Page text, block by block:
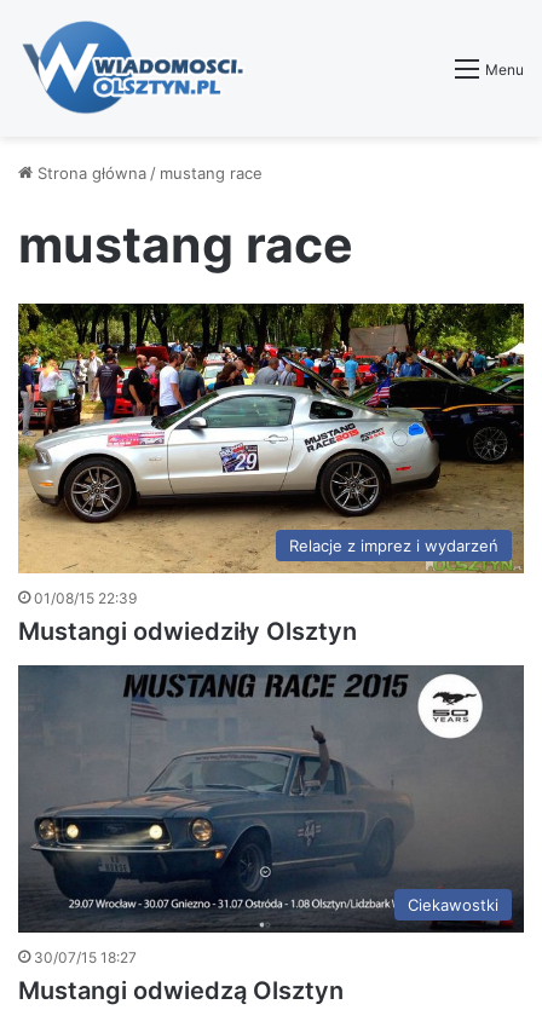
Menu
Strona główna / mustang race
mustang race
Relacje z imprez i wydarzeń
01/08/15 22:39
Mustangi odwiedziły Olsztyn
Ciekawostki
30/07/15 18:27
Mustangi odwiedzą Olsztyn